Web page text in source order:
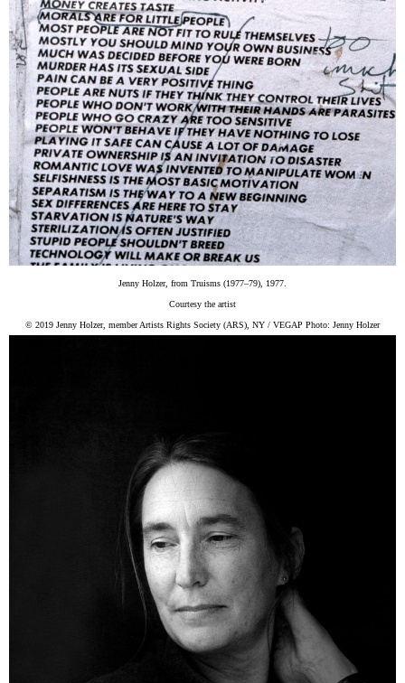
Jenny Holzer, from Truisms (1977–79), 1977.
Courtesy the artist
© 2019 Jenny Holzer, member Artists Rights Society (ARS), NY / VEGAP Photo: Jenny Holzer